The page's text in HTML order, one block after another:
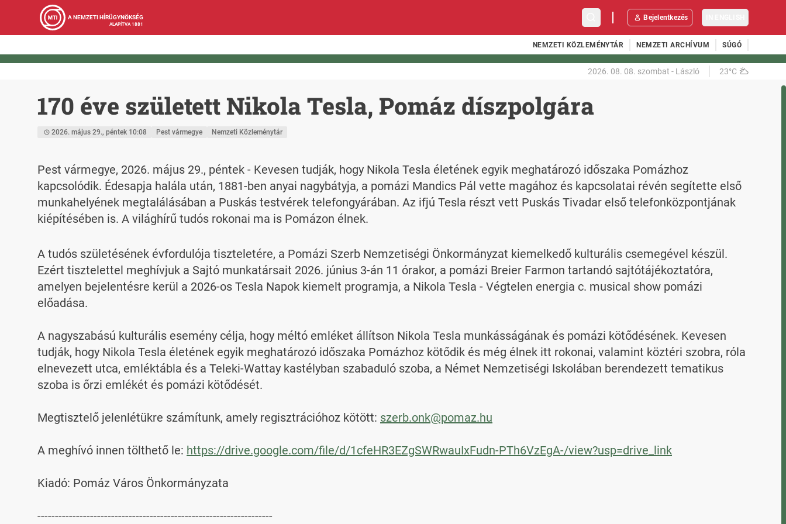
A NEMZETI HÍRÜGYNÖKSÉG
ALAPÍTVA 1881
Bejelentkezés
NEMZETI KÖZLEMÉNYTÁR NEMZETI ARCHÍVUM SÚGÓ
2026. 08. 08. szombat - László 23°C
170 éve született Nikola Tesla, Pomáz díszpolgára
2026. május 29., péntek 10:08 Pest vármegye Nemzeti Közleménytár
Pest vármegye, 2026. május 29., péntek - Kevesen tudják, hogy Nikola Tesla életének egyik meghatározó időszaka Pomázhoz
kapcsolódik. Édesapja halála után, 1881-ben anyai nagybátyja, a pomázi Mandics Pál vette magához és kapcsolatai révén segítette első
munkahelyének megtalálásában a Puskás testvérek telefongyárában. Az ifjú Tesla részt vett Puskás Tivadar első telefonközpontjának
kiépítésében is. A világhírű tudós rokonai ma is Pomázon élnek.
A tudós születésének évfordulója tiszteletére, a Pomázi Szerb Nemzetiségi Önkormányzat kiemelkedő kulturális csemegével készül.
Ezért tisztelettel meghívjuk a Sajtó munkatársait 2026. június 3-án 11 órakor, a pomázi Breier Farmon tartandó sajtótájékoztatóra,
amelyen bejelentésre kerül a 2026-os Tesla Napok kiemelt programja, a Nikola Tesla - Végtelen energia c. musical show pomázi
előadása.
A nagyszabású kulturális esemény célja, hogy méltó emléket állítson Nikola Tesla munkásságának és pomázi kötődésének. Kevesen
tudják, hogy Nikola Tesla életének egyik meghatározó időszaka Pomázhoz kötődik és még élnek itt rokonai, valamint köztéri szobra, róla
elnevezett utca, emléktábla és a Teleki-Wattay kastélyban szabaduló szoba, a Német Nemzetiségi Iskolában berendezett tematikus
szoba is őrzi emlékét és pomázi kötődését.
Megtisztelő jelenlétükre számítunk, amely regisztrációhoz kötött: szerb.onk@pomaz.hu
A meghívó innen tölthető le: https://drive.google.com/file/d/1cfeHR3EZgSWRwauIxFudn-PTh6VzEgA-/view?usp=drive_link
Kiadó: Pomáz Város Önkormányzata
-------------------------------------------------------------------